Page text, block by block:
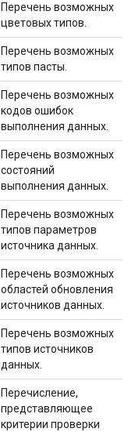
Перечень возможных
цветовых типов.
Перечень возможных
типов пасты.
Перечень возможных
кодов ошибок
выполнения данных.
Перечень возможных
состояний
выполнения данных.
Перечень возможных
типов параметров
источника данных.
Перечень возможных
областей обновления
источников данных.
Перечень возможных
типов источников
данных.
Перечисление,
представляющее
критерии проверки